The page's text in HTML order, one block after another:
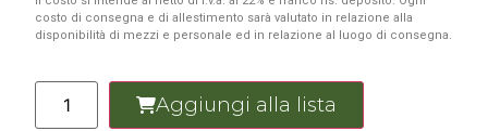
costo di consegna e di allestimento sarà valutato in relazione alla
disponibilità di mezzi e personale ed in relazione al luogo di consegna.
Aggiungi alla lista